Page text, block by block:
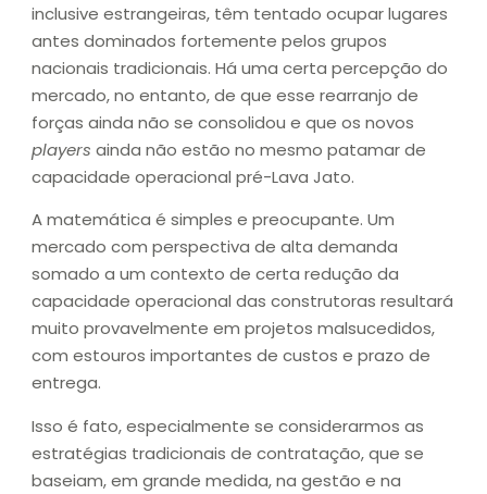
inclusive estrangeiras, têm tentado ocupar lugares
antes dominados fortemente pelos grupos
nacionais tradicionais. Há uma certa percepção do
mercado, no entanto, de que esse rearranjo de
forças ainda não se consolidou e que os novos
players ainda não estão no mesmo patamar de
capacidade operacional pré-Lava Jato.
A matemática é simples e preocupante. Um
mercado com perspectiva de alta demanda
somado a um contexto de certa redução da
capacidade operacional das construtoras resultará
muito provavelmente em projetos malsucedidos,
com estouros importantes de custos e prazo de
entrega.
Isso é fato, especialmente se considerarmos as
estratégias tradicionais de contratação, que se
baseiam, em grande medida, na gestão e na